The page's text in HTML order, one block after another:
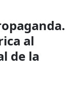
al
de la